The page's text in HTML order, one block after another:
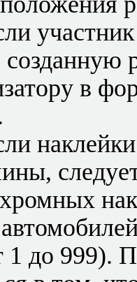
созданную
в
1 до 999).